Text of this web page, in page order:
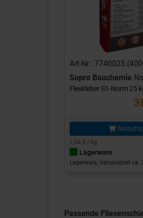
Art-Nr.: 7740025
Sopro Bauchemie
Flexkleber S1-Norm 25
1,56 € / kg
Lagerware
Lagerware, Versandzeit ca.
Passende